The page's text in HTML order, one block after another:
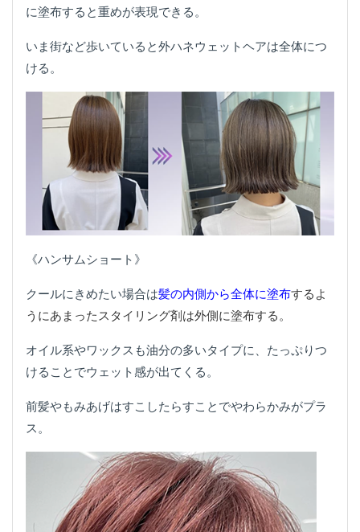
に塗布すると重めが表現できる。
いま街など歩いていると外ハネウェットヘアは全体につ
ける。
《ハンサムショート》
クールにきめたい場合は髪の内側から全体に塗布するよ
うにあまったスタイリング剤は外側に塗布する。
オイル系やワックスも油分の多いタイプに、たっぷりつ
けることでウェット感が出てくる。
前髪やもみあげはすこしたらすことでやわらかみがプラ
ス。